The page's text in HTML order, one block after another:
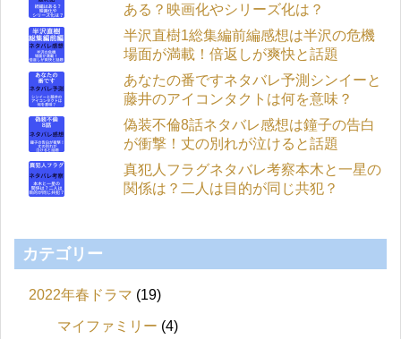
ある？映画化やシリーズ化は？
半沢直樹1総集編前編感想は半沢の危機
場面が満載！倍返しが爽快と話題
あなたの番ですネタバレ予測シンイーと
藤井のアイコンタクトは何を意味？
偽装不倫8話ネタバレ感想は鐘子の告白
が衝撃！丈の別れが泣けると話題
真犯人フラグネタバレ考察本木と一星の
関係は？二人は目的が同じ共犯？
カテゴリー
2022年春ドラマ (19)
マイファミリー (4)